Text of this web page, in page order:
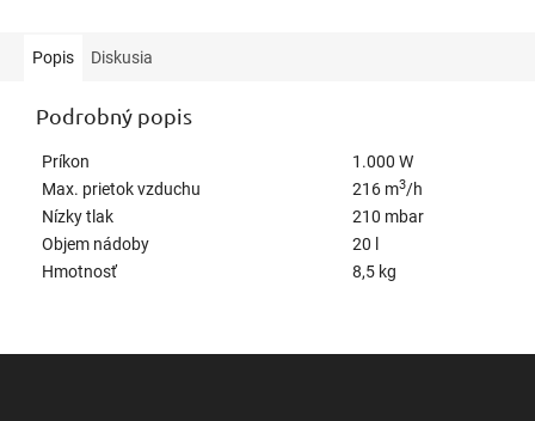
Popis Diskusia
Podrobný popis
Príkon
1.000 W
Max. prietok vzduchu
216 m3/h
Nízky tlak
210 mbar
Objem nádoby
20 l
Hmotnosť
8,5 kg